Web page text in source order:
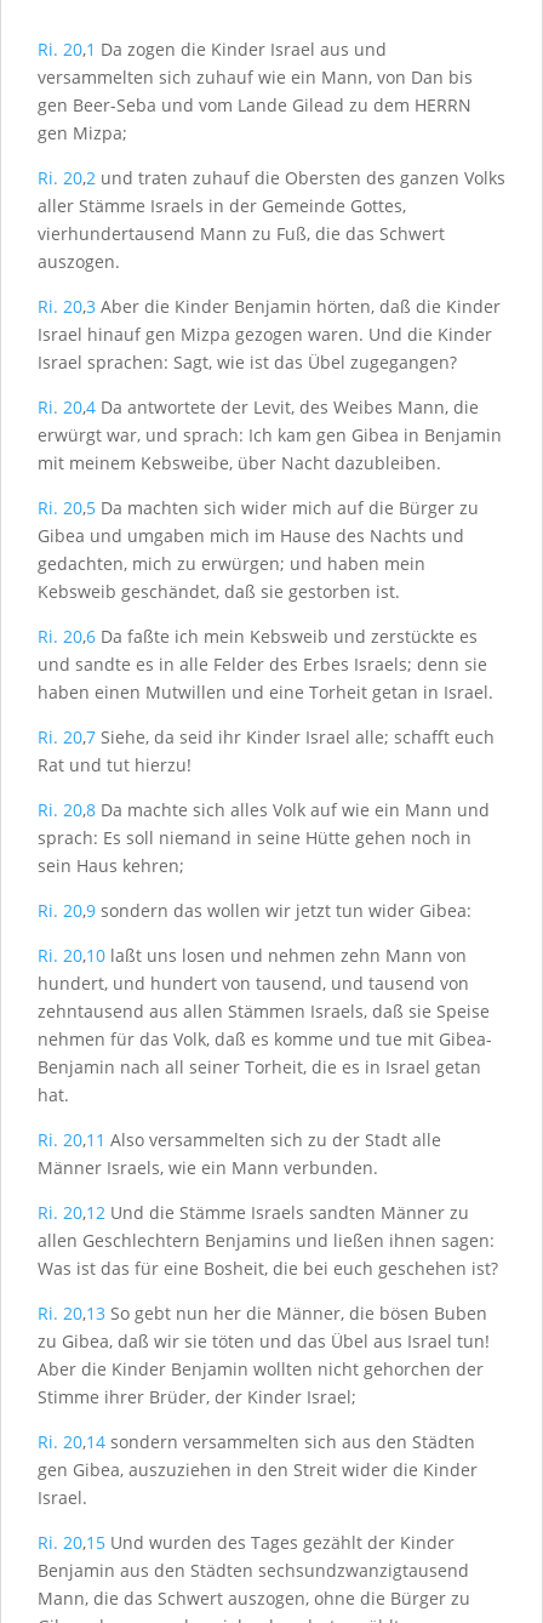
Ri. 20,1 Da zogen die Kinder Israel aus und
versammelten sich zuhauf wie ein Mann, von Dan bis
gen Beer-Seba und vom Lande Gilead zu dem HERRN
gen Mizpa;
Ri. 20,2 und traten zuhauf die Obersten des ganzen Volks
aller Stämme Israels in der Gemeinde Gottes,
vierhundertausend Mann zu Fuß, die das Schwert
auszogen.
Ri. 20,3 Aber die Kinder Benjamin hörten, daß die Kinder
Israel hinauf gen Mizpa gezogen waren. Und die Kinder
Israel sprachen: Sagt, wie ist das Übel zugegangen?
Ri. 20,4 Da antwortete der Levit, des Weibes Mann, die
erwürgt war, und sprach: Ich kam gen Gibea in Benjamin
mit meinem Kebsweibe, über Nacht dazubleiben.
Ri. 20,5 Da machten sich wider mich auf die Bürger zu
Gibea und umgaben mich im Hause des Nachts und
gedachten, mich zu erwürgen; und haben mein
Kebsweib geschändet, daß sie gestorben ist.
Ri. 20,6 Da faßte ich mein Kebsweib und zerstückte es
und sandte es in alle Felder des Erbes Israels; denn sie
haben einen Mutwillen und eine Torheit getan in Israel.
Ri. 20,7 Siehe, da seid ihr Kinder Israel alle; schafft euch
Rat und tut hierzu!
Ri. 20,8 Da machte sich alles Volk auf wie ein Mann und
sprach: Es soll niemand in seine Hütte gehen noch in
sein Haus kehren;
Ri. 20,9 sondern das wollen wir jetzt tun wider Gibea:
Ri. 20,10 laßt uns losen und nehmen zehn Mann von
hundert, und hundert von tausend, und tausend von
zehntausend aus allen Stämmen Israels, daß sie Speise
nehmen für das Volk, daß es komme und tue mit Gibea-
Benjamin nach all seiner Torheit, die es in Israel getan
hat.
Ri. 20,11 Also versammelten sich zu der Stadt alle
Männer Israels, wie ein Mann verbunden.
Ri. 20,12 Und die Stämme Israels sandten Männer zu
allen Geschlechtern Benjamins und ließen ihnen sagen:
Was ist das für eine Bosheit, die bei euch geschehen ist?
Ri. 20,13 So gebt nun her die Männer, die bösen Buben
zu Gibea, daß wir sie töten und das Übel aus Israel tun!
Aber die Kinder Benjamin wollten nicht gehorchen der
Stimme ihrer Brüder, der Kinder Israel;
Ri. 20,14 sondern versammelten sich aus den Städten
gen Gibea, auszuziehen in den Streit wider die Kinder
Israel.
Ri. 20,15 Und wurden des Tages gezählt der Kinder
Benjamin aus den Städten sechsundzwanzigtausend
Mann, die das Schwert auszogen, ohne die Bürger zu